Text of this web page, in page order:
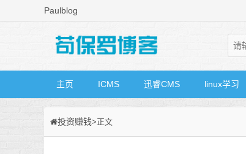
Paulblog
主页 ICMS 迅睿CMS linux学习
投资赚钱>正文